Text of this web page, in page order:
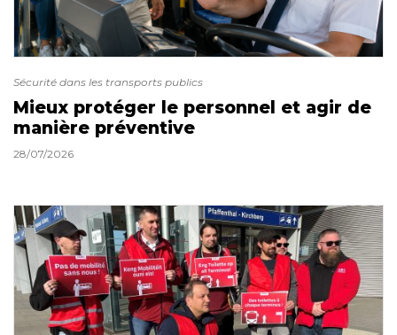
Sécurité dans les transports publics
Mieux protéger le personnel et agir de
manière préventive
28/07/2026